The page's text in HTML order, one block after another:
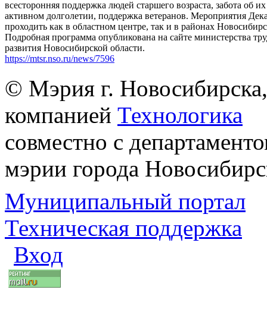
всесторонняя поддержка людей старшего возраста, забота об
активном долголетии, поддержка ветеранов. Мероприятия
проходить как в областном центре, так и в районах
Подробная программа опубликована на сайте министерства
развития Новосибирской области.
https://mtsr.nso.ru/news/7596
© Мэрия г.
компанией Технологика
совместно с
мэрии города
Муниципальный портал
Техническая поддержка
Вход